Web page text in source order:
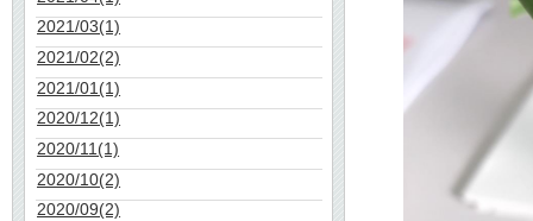
2021/03(1)
2021/02(2)
2021/01(1)
2020/12(1)
2020/11(1)
2020/10(2)
2020/09(2)